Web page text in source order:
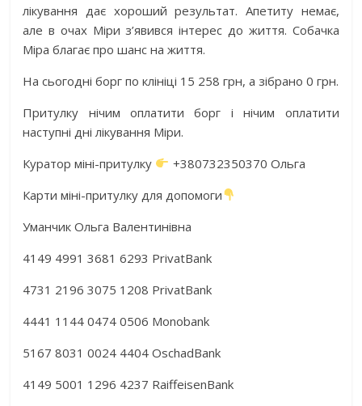
лікування дає хороший результат. Апетиту немає,
але в очах Міри з’явився інтерес до життя. Собачка
Міра благає про шанс на життя.
На сьогодні борг по клініці 15 258 грн, а зібрано 0 грн.
Притулку нічим оплатити борг і нічим оплатити
наступні дні лікування Міри.
Куратор міні-притулку
+380732350370 Ольга
Карти міні-притулку для допомоги
Уманчик Ольга Валентинівна
4149 4991 3681 6293 PrivatBank
4731 2196 3075 1208 PrivatBank
4441 1144 0474 0506 Monobank
5167 8031 0024 4404 OschadBank
4149 5001 1296 4237 RaiffeisenBank